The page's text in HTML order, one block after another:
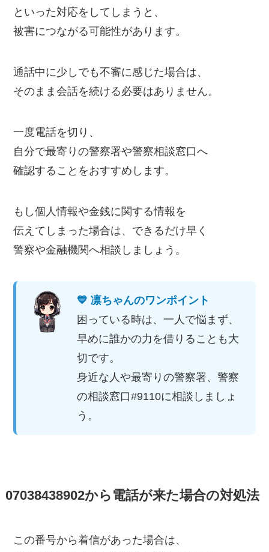
といった対応をしてしまうと、
被害につながる可能性があります。
通話中に少しでも不審に感じた場合は、
そのまま会話を続ける必要はありません。
一度電話を切り、
自分で最寄りの警察署や警察相談窓口へ
確認することをおすすめします。
もし個人情報や金銭に関する情報を
伝えてしまった場合は、できるだけ早く
警察や金融機関へ相談しましょう。
💙 凛ちゃんのワンポイント
困っている時は、一人で悩まず、
早めに誰かの力を借りることも大
切です。
身近な人や最寄りの警察署、警察
の相談窓口#9110に相談しましょ
う。
07038438902から電話が来た場合の対処法
この番号から着信があった場合は、